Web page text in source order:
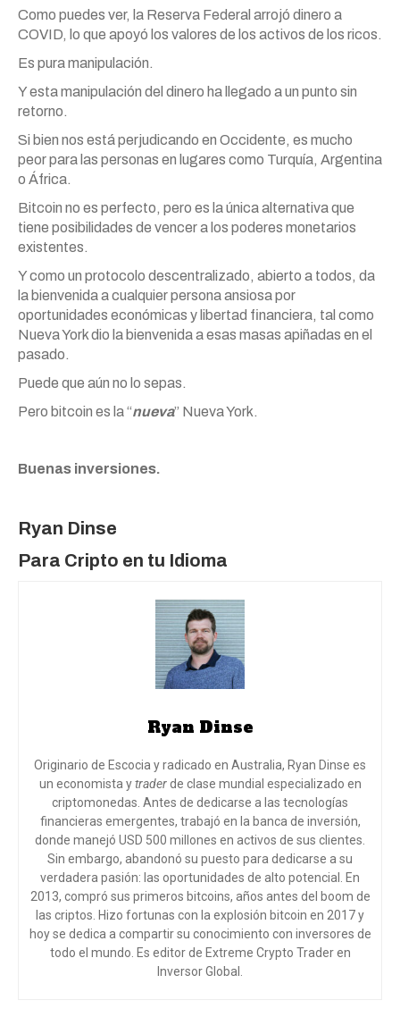
Como puedes ver, la Reserva Federal arrojó dinero a
COVID, lo que apoyó los valores de los activos de los ricos.
Es pura manipulación.
Y esta manipulación del dinero ha llegado a un punto sin
retorno.
Si bien nos está perjudicando en Occidente, es mucho
peor para las personas en lugares como Turquía, Argentina
o África.
Bitcoin no es perfecto, pero es la única alternativa que
tiene posibilidades de vencer a los poderes monetarios
existentes.
Y como un protocolo descentralizado, abierto a todos, da
la bienvenida a cualquier persona ansiosa por
oportunidades económicas y libertad financiera, tal como
Nueva York dio la bienvenida a esas masas apiñadas en el
pasado.
Puede que aún no lo sepas.
Pero bitcoin es la “nueva” Nueva York.
Buenas inversiones.
Ryan Dinse
Para Cripto en tu Idioma
Ryan Dinse
Originario de Escocia y radicado en Australia, Ryan Dinse es
un economista ytraderde clase mundial especializado en
criptomonedas. Antes de dedicarse a las tecnologías
financieras emergentes, trabajó en la banca de inversión,
donde manejó USD 500 millones en activos de sus clientes.
Sin embargo, abandonó su puesto para dedicarse a su
verdadera pasión: las oportunidades de alto potencial. En
2013, compró sus primeros bitcoins, años antes del boom de
las criptos. Hizo fortunas con la explosión bitcoin en 2017 y
hoy se dedica a compartir su conocimiento con inversores de
todo el mundo . Es editor de Extreme Crypto Trader en
Inversor Global.